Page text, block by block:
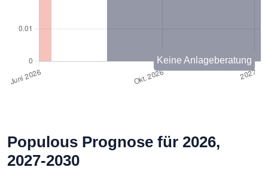
Keine Anlageberatung
Populous Prognose für 2026,
2027-2030